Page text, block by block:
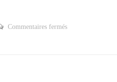
Commentaires ferméssur